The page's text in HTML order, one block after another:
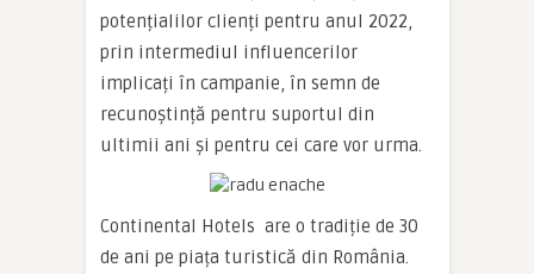
potențialilor clienți pentru anul 2022,
prin intermediul influencerilor
implicați în campanie, în semn de
recunoștință pentru suportul din
ultimii ani și pentru cei care vor urma.
Continental Hotels are o tradiție de 30
de ani pe piața turistică din România.